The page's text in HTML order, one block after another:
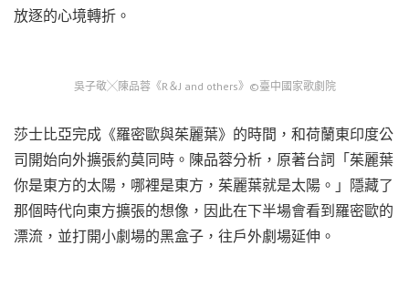
放逐的心境轉折。
吳子敬╳陳品蓉《R＆J and others》©臺中國家歌劇院
莎士比亞完成《羅密歐與茱麗葉》的時間，和荷蘭東印度公
司開始向外擴張約莫同時。陳品蓉分析，原著台詞「茱麗葉
你是東方的太陽，哪裡是東方，茱麗葉就是太陽。」隱藏了
那個時代向東方擴張的想像，因此在下半場會看到羅密歐的
漂流，並打開小劇場的黑盒子，往戶外劇場延伸。